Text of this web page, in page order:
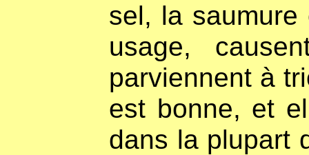
sel, la
usage,
parviennent à
est bonne, et
dans la plupart